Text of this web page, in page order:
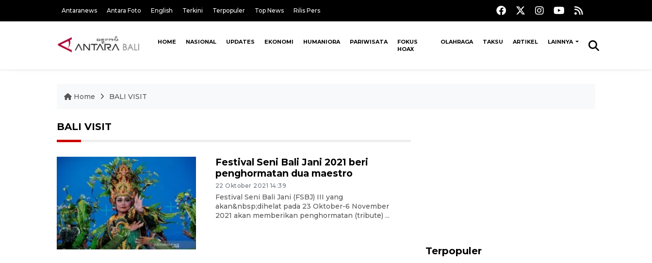
Antaranews Antara Foto English Terkini Terpopuler Top News Rilis Pers
HOME NASIONAL UPDATES EKONOMI HUMANIORA PARIWISATA
FOKUS
HOAX
OLAHRAGA TAKSU ARTIKEL LAINNYA
Home BALI VISIT
BALI VISIT
Festival Seni Bali Jani 2021 beri
penghormatan dua maestro
22 Oktober 2021 14:39
Festival Seni Bali Jani (FSBJ) III yang
akan&nbsp;dihelat pada 23 Oktober-6 November
2021 akan memberikan penghormatan (tribute) ...
Terpopuler